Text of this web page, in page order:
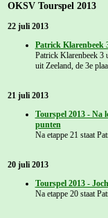
OKSV Tourspel 2013
22 juli 2013
Patrick Klarenbeek
Patrick Klarenbeek 3
uit Zeeland, de 3e
21 juli 2013
Tourspel 2013 - Na
punten
Na etappe 21 staat
20 juli 2013
Tourspel 2013 -
Na etappe 20 staat